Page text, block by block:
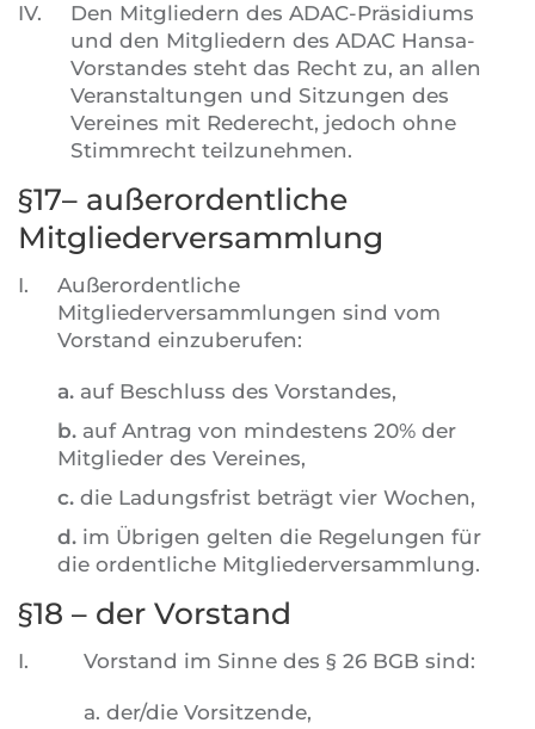
IV.
Den Mitgliedern des ADAC-Präsidiums
und den Mitgliedern des ADAC Hansa-
Vorstandes steht das Recht zu, an allen
Veranstaltungen und Sitzungen des
Vereines mit Rederecht, jedoch ohne
Stimmrecht teilzunehmen.
§17– außerordentliche
Mitgliederversammlung
I.
Außerordentliche
Mitgliederversammlungen sind vom
Vorstand einzuberufen:
a. auf Beschluss des Vorstandes,
b. auf Antrag von mindestens 20% der
Mitglieder des Vereines,
c. die Ladungsfrist beträgt vier Wochen,
d. im Übrigen gelten die Regelungen für
die ordentliche Mitgliederversammlung.
§18 – der Vorstand
I. Vorstand im Sinne des § 26 BGB sind:
a. der/die Vorsitzende,